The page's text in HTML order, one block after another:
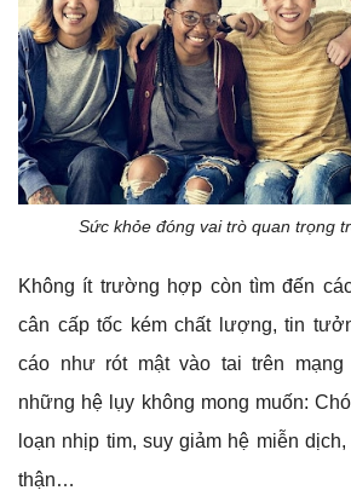
Sức khỏe đóng vai trò quan trọng
Không ít trường hợp còn tìm đến
cân cấp tốc kém chất lượng, tin
cáo như rót mật vào tai trên
những hệ lụy không mong muốn:
loạn nhịp tim, suy giảm hệ miễn
thận…